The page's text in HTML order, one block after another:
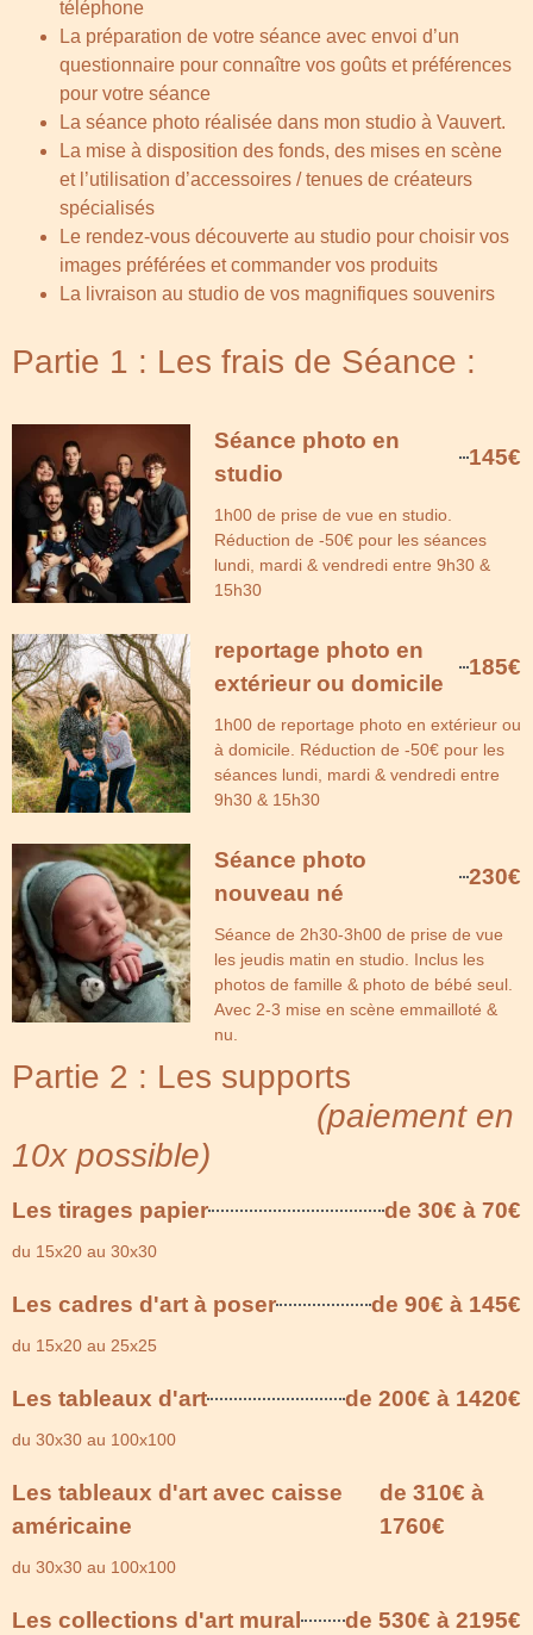
téléphone
La préparation de votre séance avec envoi d’un
questionnaire pour connaître vos goûts et préférences
pour votre séance
La séance photo réalisée dans mon studio à Vauvert.
La mise à disposition des fonds, des mises en scène
et l’utilisation d’accessoires / tenues de créateurs
spécialisés
Le rendez-vous découverte au studio pour choisir vos
images préférées et commander vos produits
La livraison au studio de vos magnifiques souvenirs
Partie 1 : Les frais de Séance :
Séance photo en
studio
145€
1h00 de prise de vue en studio.
Réduction de -50€ pour les séances
lundi, mardi & vendredi entre 9h30 &
15h30
reportage photo en
extérieur ou domicile
185€
1h00 de reportage photo en extérieur ou
à domicile. Réduction de -50€ pour les
séances lundi, mardi & vendredi entre
9h30 & 15h30
Séance photo
nouveau né
230€
Séance de 2h30-3h00 de prise de vue
les jeudis matin en studio. Inclus les
photos de famille & photo de bébé seul.
Avec 2-3 mise en scène emmailloté &
nu.
Partie 2 : Les supports
(paiement en
10x possible)
Les tirages papier de 30€ à 70€
du 15x20 au 30x30
Les cadres d'art à poser de 90€ à 145€
du 15x20 au 25x25
Les tableaux d'art de 200€ à 1420€
du 30x30 au 100x100
Les tableaux d'art avec caisse
américaine
de 310€ à
1760€
du 30x30 au 100x100
Les collections d'art mural de 530€ à 2195€